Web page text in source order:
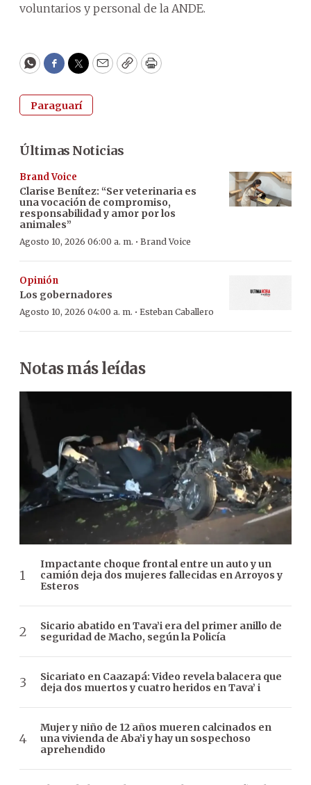
voluntarios y personal de la ANDE.
WhatsApp
Facebook
Twitter
EmailCopyPrint
Paraguarí
Últimas Noticias
Brand Voice
Clarise Benítez: “Ser veterinaria es
una vocación de compromiso,
responsabilidad y amor por los
animales”
Agosto 10, 2026 06:00 a. m. · Brand Voice
Opinión
Los gobernadores
Agosto 10, 2026 04:00 a. m. · Esteban Caballero
Notas más leídas
Impactante choque frontal entre un auto y un
camión deja dos mujeres fallecidas en Arroyos y
Esteros
Sicario abatido en Tava’i era del primer anillo de
seguridad de Macho, según la Policía
Sicariato en Caazapá: Video revela balacera que
deja dos muertos y cuatro heridos en Tava’ i
Mujer y niño de 12 años mueren calcinados en
una vivienda de Aba’i y hay un sospechoso
aprehendido